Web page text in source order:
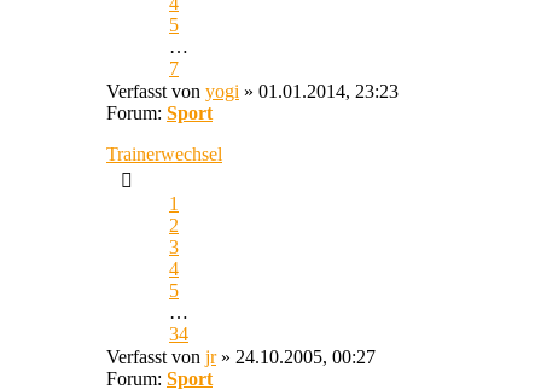
5
…
7
Verfasst von yogi » 01.01.2014, 23:23
Forum: Sport
Trainerwechsel
1
2
3
4
5
…
34
Verfasst von jr» 24.10.2005, 00:27
Forum: Sport